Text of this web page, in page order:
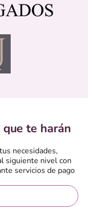
te harán
necesidades,
siguiente nivel con
servicios de pago